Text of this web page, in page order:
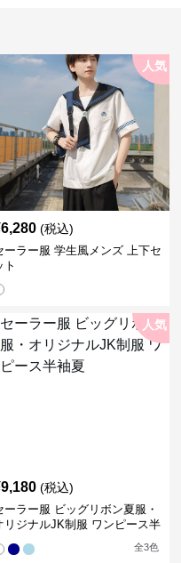
人気
6,280 (税込)
ーラー服 学生風メンズ 上下セ
ト
人気
9,180 (税込)
ーラー服 ビッグリボン夏服・
リジナルJK制服 ワンピース半
全3色